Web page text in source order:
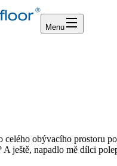
Menu
celého obývacího prostoru
ještě, napadlo mě dílci